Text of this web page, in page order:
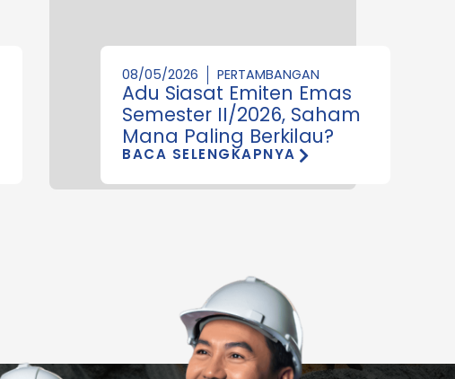
08/05/2026 PERTAMBANGAN
Adu Siasat Emiten Emas
Semester II/2026, Saham
Mana Paling Berkilau?
BACA SELENGKAPNYA